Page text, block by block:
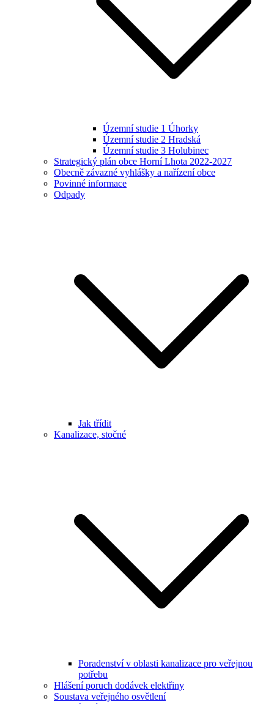
Územní studie 1 Úhorky
Územní studie 2 Hradská
Územní studie 3 Holubinec
Strategický plán obce Horní Lhota 2022-2027
Obecně závazné vyhlášky a nařízení obce
Povinné informace
Odpady
Jak třídit
Kanalizace, stočné
Poradenství v oblasti kanalizace pro veřejnou
potřebu
Hlášení poruch dodávek elektřiny
Soustava veřejného osvětlení